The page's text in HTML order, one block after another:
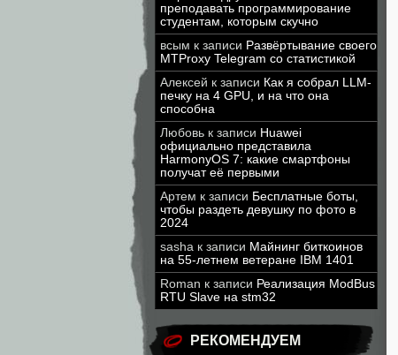
преподавать программирование
студентам, которым скучно
всым к записи Развёртывание своего
MTProxy Telegram со статистикой
Алексей к записи Как я собрал LLM-
печку на 4 GPU, и на что она
способна
Любовь к записи Huawei
официально представила
HarmonyOS 7: какие смартфоны
получат её первыми
Артем к записи Бесплатные боты,
чтобы раздеть девушку по фото в
2024
sasha к записи Майнинг биткоинов
на 55-летнем ветеране IBM 1401
Roman к записи Реализация ModBus
RTU Slave на stm32
РЕКОМЕНДУЕМ